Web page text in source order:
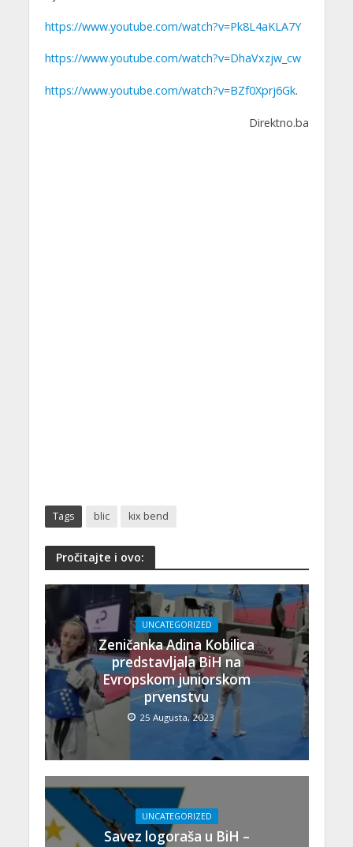
https://www.youtube.com/watch?v=Pk8L4aKLA7Y
https://www.youtube.com/watch?v=DhaVxzjw_cw
https://www.youtube.com/watch?v=BZf0Xprj6Gk.
Direktno.ba
Tags blic kix bend
Pročitajte i ovo:
UNCATEGORIZED
Zeničanka Adina Kobilica
predstavljala BiH na
Evropskom juniorskom
prvenstvu
25 Augusta, 2023
UNCATEGORIZED
Savez logoraša u BiH –